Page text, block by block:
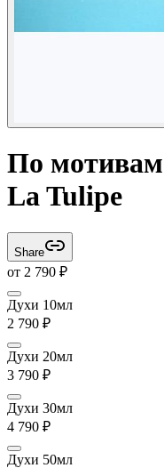
По
La Tulipe
Share
от 2 790 ₽
Духи 10мл
2 790 ₽
Духи 20мл
3 790 ₽
Духи 30мл
4 790 ₽
Духи 50мл